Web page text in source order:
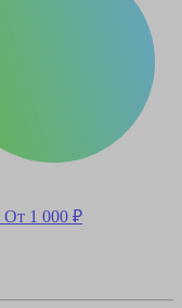
От 1 000 ₽